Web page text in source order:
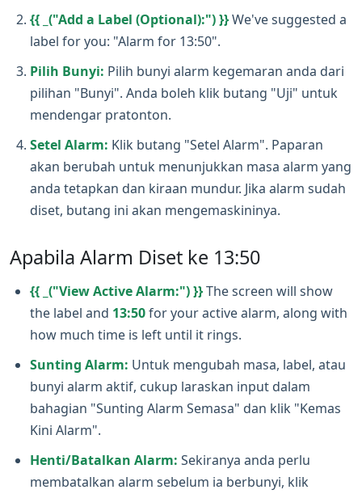
{{ _("Add a Label (Optional):") }}We've suggested a
label for you: "Alarm for 13:50".
Pilih Bunyi: Pilih bunyi alarm kegemaran anda dari
pilihan "Bunyi". Anda boleh klik butang "Uji" untuk
mendengar pratonton.
Setel Alarm: Klik butang "Setel Alarm". Paparan
akan berubah untuk menunjukkan masa alarm yang
anda tetapkan dan kiraan mundur. Jika alarm sudah
diset, butang ini akan mengemaskininya.
Apabila Alarm Diset ke 13:50
{{ _("View Active Alarm:") }}The screen will show
the label and 13:50for your active alarm, along with
how much time is left until it rings.
Sunting Alarm: Untuk mengubah masa, label, atau
bunyi alarm aktif, cukup laraskan input dalam
bahagian "Sunting Alarm Semasa" dan klik "Kemas
Kini Alarm".
Henti/Batalkan Alarm: Sekiranya anda perlu
membatalkan alarm sebelum ia berbunyi, klik